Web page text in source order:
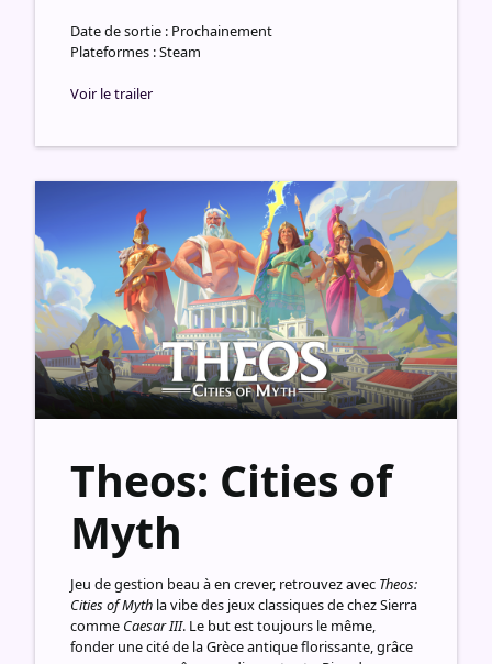
Date de sortie : Prochainement
Plateformes : Steam
Voir le trailer
Theos: Cities of
Myth
Jeu de gestion beau à en crever, retrouvez avec Theos:
Cities of Myth la vibe des jeux classiques de chez Sierra
comme Caesar III. Le but est toujours le même,
fonder une cité de la Grèce antique florissante, grâce